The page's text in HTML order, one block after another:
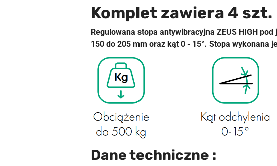
Komplet zawiera 4 szt.
Regulowana stopa antywibracyjna ZEUS HIGH
150 do 205 mm oraz kąt 0 - 15°. Stopa wykonana
Dane techniczne :